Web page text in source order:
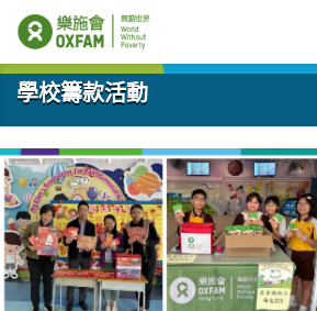
開始主要內容
學校籌款活動